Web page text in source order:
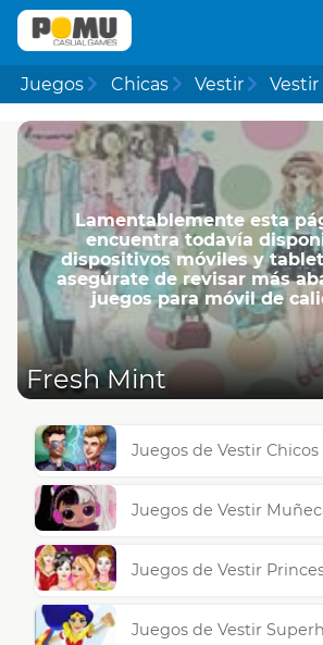
Juegos Chicas Vestir Vestir
Lamentablemente esta
encuentra todavía
dispositivos móviles y
asegúrate de revisar más
juegos para móvil de
Fresh Mint
Juegos de Vestir Chicos
Juegos de Vestir
Juegos de Vestir
Juegos de Vestir